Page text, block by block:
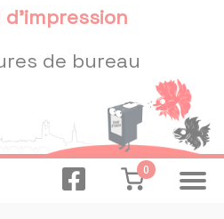
d'impression
de bureau
0